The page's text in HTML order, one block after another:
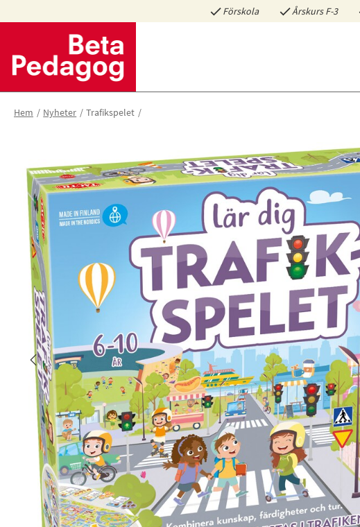
Förskola Årskurs F-3
Hem Nyheter Trafikspelet